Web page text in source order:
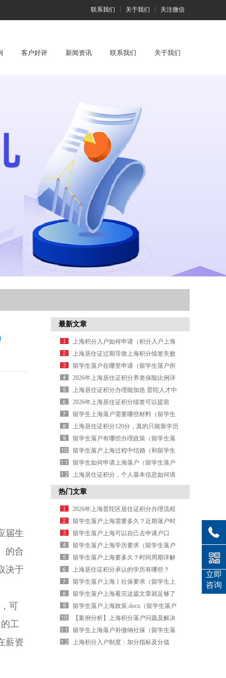
联系我们 关于我们 关注微信
客户好评 新闻资讯 联系我们 关于我们
届生
的合
决于
可
工
薪资
最新文章
上海积分入户如何申请（积分入户上海
流程）
上海居住证过期导致上海积分续签失败
案例！（上海市居住证积分续签会过期
吗）
留学生落户在哪里申请（留学生落户所
需材料）
2026年上海居住证积分养老保险比例详
解（2026年上海居住证积分政策）
上海居住证积分办理能加急 普陀人才中
心（上海人才引进居住证积分）
2026年上海居住证积分续签可以提前
吗？（上海居住证积分续办提前多少时
间）
留学生上海落户需要哪些材料（留学生
上海落户申请流程）
上海居住证积分120分，真的只能靠学历
了（上海居住证积分怎么能达到120）
留学生落户有哪些办理政策（留学生落
户杭州政策）
留学生落户上海过程中结婚（和留学生
结婚,我可以转上海户口吗）
留学生如何申请上海落户（留学生落户
上海审批流程）
上海居住证积分，个人基本信息如何填
写？（上海居住证积分个人怎么申请）
热门文章
2026年上海普陀区居住证积分办理流程
（上海普陀区办理居住证的地方及时
间）
留学生落户上海需要多久？近期落户时
间一览（留学生落户上海政策持续多
久）
留学生落户上海可以自己去申请户口
吗？（留学生落户上海需要本人去吗）
留学生落户上海学历要求（留学生落户
上海有什么条件）
留学生落户上海要多久？时间周期详解
（留学生落户上海大概需要多久）
上海居住证积分承认的学历有哪些？
（上海居住证积分有什么要求）
留学生落户上海丨社保要求（留学生上
海落户新政策2026年社保）
留学生落户上海看完这篇文章就足够了
（留学生落户上海有什么优惠政策）
留学生落户上海政策.docx（留学生落户
上海政策官网）
【案例分析】上海积分落户问题及解决
办法（上海积分落户管理办法）
留学生上海落户补缴纳社保（留学生落
户上海补交社保）
上海积分入户制度：加分指标及分值
立即
咨询